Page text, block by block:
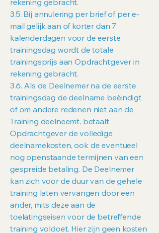
rekening gebracht.
3.5. Bij annulering per brief of per e-
mail gelijk aan of korter dan 7
kalenderdagen voor de eerste
trainingsdag wordt de totale
trainingsprijs aan Opdrachtgever in
rekening gebracht.
3.6. Als de Deelnemer na de eerste
trainingsdag de deelname beëindigt
of om andere redenen niet aan de
Training deelneemt, betaalt
Opdrachtgever de volledige
deelnamekosten, ook de eventueel
nog openstaande termijnen van een
gespreide betaling. De Deelnemer
kan zich voor de duur van de gehele
training laten vervangen door een
ander, mits deze aan de
toelatingseisen voor de betreffende
training voldoet. Hier zijn geen kosten